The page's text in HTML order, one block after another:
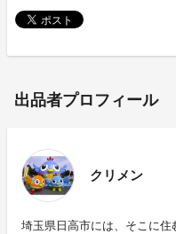
出品者プロフィール
クリメン
埼玉県日高市には、そこに